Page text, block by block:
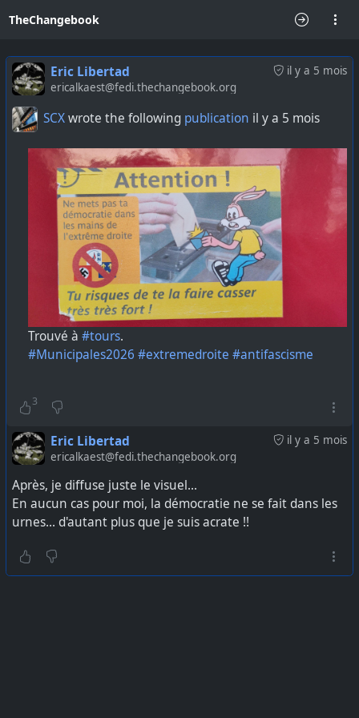
TheChangebook
il y a 5 mois
Eric Libertad
ericalkaest@fedi.thechangebook.org
SCXwrote the following publication il y a 5 mois
Trouvé à #tours.
#Municipales2026 #extremedroite #antifascisme
3
il y a 5 mois
Eric Libertad
ericalkaest@fedi.thechangebook.org
Après, je diffuse juste le visuel...
En aucun cas pour moi, la démocratie ne se fait dans les
urnes... d'autant plus que je suis acrate !!